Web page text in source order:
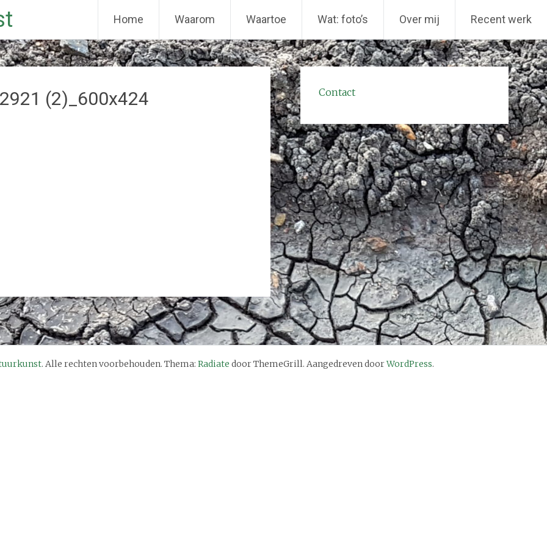
Home Waarom Waartoe Wat: foto’s Over mij Recent werk
(2)_600x424 Contact
. Alle rechten voorbehouden. Thema: Radiate door ThemeGrill. Aangedreven doorWordPress.